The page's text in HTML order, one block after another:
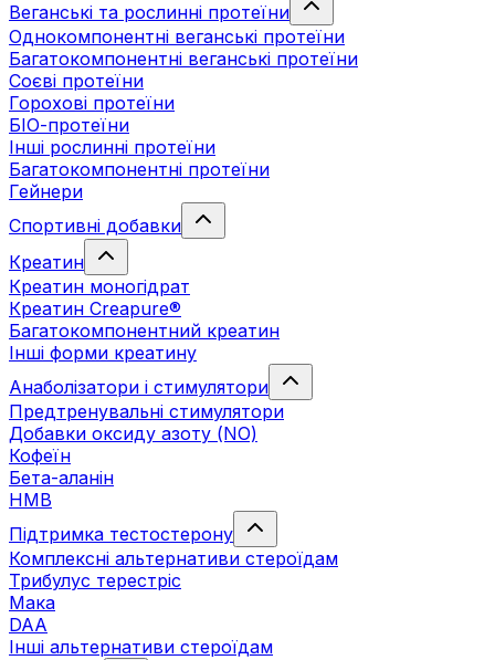
Веганські та рослинні протеїни
Однокомпонентні веганські протеїни
Багатокомпонентні веганські протеїни
Cоєві протеїни
Горохові протеїни
БІО-протеїни
Інші рослинні протеїни
Багатокомпонентні протеїни
Гейнери
Спортивні добавки
Креатин
Креатин моногідрат
Креатин Creapure®
Багатокомпонентний креатин
Інші форми креатину
Анаболізатори і стимулятори
Предтренувальні стимулятори
Добавки оксиду азоту (NO)
Кофеїн
Бета-аланін
HMB
Підтримка тестостерону
Комплексні альтернативи стероїдам
Трибулус терестріс
Мака
DAA
Інші альтернативи стероїдам